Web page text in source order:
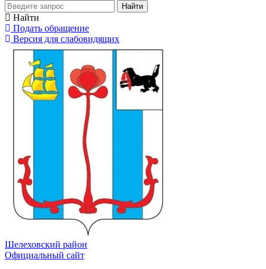
Найти
Найти
Подать обращение
Версия для слабовидящих
Шелеховский район
Официальный сайт